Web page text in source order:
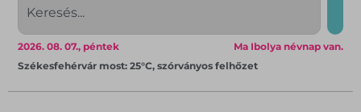
Ma Ibolya névnap van.
2026. 08. 07., péntek
Székesfehérvár most: 25°C, szórványos felhőzet